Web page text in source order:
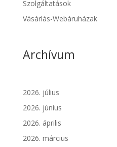
Szolgáltatások
Vásárlás-Webáruházak
Archívum
2026. július
2026. június
2026. április
2026. március